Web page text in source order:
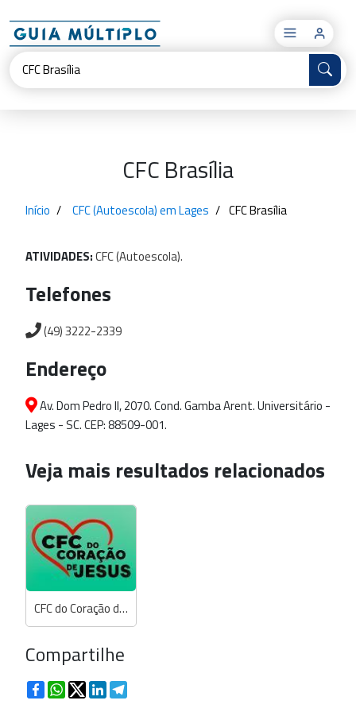
×
CFC Brasília
Início CFC (Autoescola) em Lages CFC Brasília
ATIVIDADES:CFC(Autoescola).
Telefones
(49) 3222-2339
Endereço
Av. Dom Pedro II, 2070. Cond. Gamba Arent. Universitário -
Lages - SC. CEP: 88509-001.
Veja mais resultados relacionados
CFC do Coração de Jesus
Compartilhe
FacebookWhatsApp
TwitterLinkedIn